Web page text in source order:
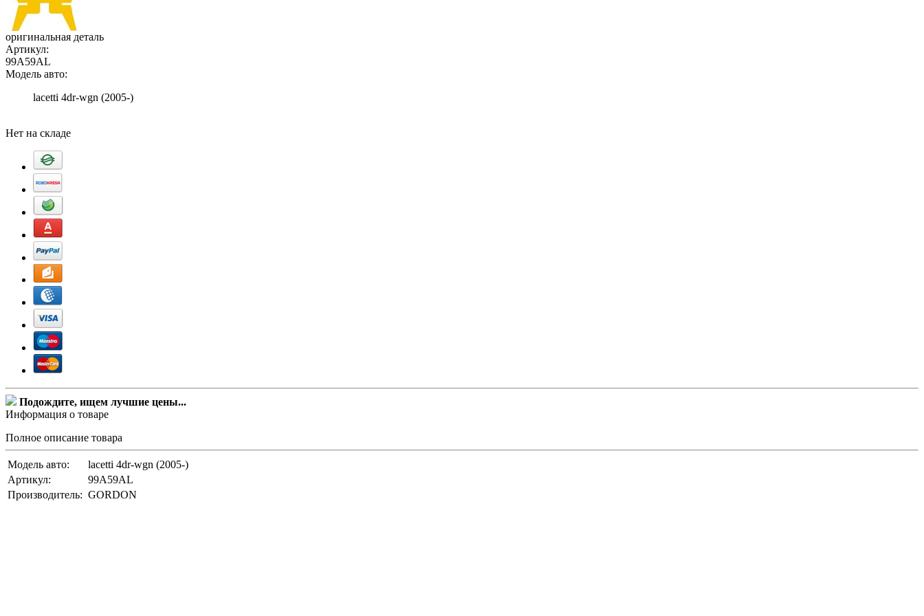
оригинальная деталь
Артикул:
99A59AL
Модель авто:
lacetti 4dr-wgn (2005-)
Нет на складе
Подождите, ищем лучшие цены...
Информация о товаре
Полное описание товара
Модель авто:
lacetti 4dr-wgn (2005-)
Артикул:
99A59AL
Производитель: GORDON